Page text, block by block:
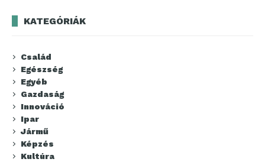
KATEGÓRIÁK
Család
Egészség
Egyéb
Gazdaság
Innováció
Ipar
Jármű
Képzés
Kultúra